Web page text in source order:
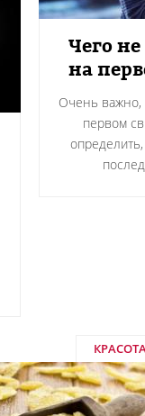
Чего
на
Очень важно,
первом